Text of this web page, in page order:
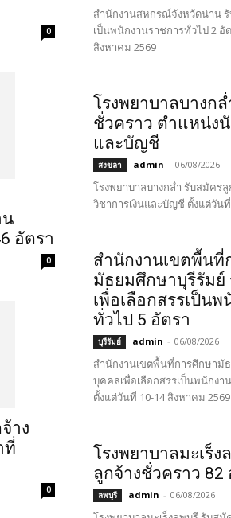
0
น
อัตรา
0
าง
ที่
0
สำนักงานสหกรณ์จังหวัดน่าน
เป็นพนักงานราชการทั่วไป 2 อั
สิงหาคม 2569
โรงพยาบาลบางก
ชั่วคราว ตำแหน่ง
และบัญชี
สงขลา admin - 06/08/2026
โรงพยาบาลบางกล่ำ รับสมัคร
วิชาการเงินและบัญชี ตั้งแต่วัน
สำนักงานเขตพื้นที่
มัธยมศึกษาบุรีรัม
เพื่อเลือกสรรเป็น
ทั่วไป 5 อัตรา
บุรีรัมย์ admin - 06/08/2026
สำนักงานเขตพื้นที่การศึกษามั
บุคคลเพื่อเลือกสรรเป็นพนักงา
ตั้งแต่วันที่ 10-14 สิงหาคม 2569
โรงพยาบาลมะเร็
ลูกจ้างชั่วคราว 82
ลพบุรี admin - 06/08/2026